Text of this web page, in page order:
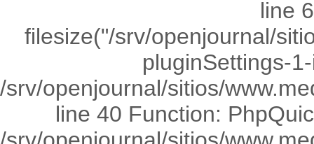
line
filesize("/srv/openjournal/
pluginSettings-
/srv/openjournal/sitios/
line 40 Function: